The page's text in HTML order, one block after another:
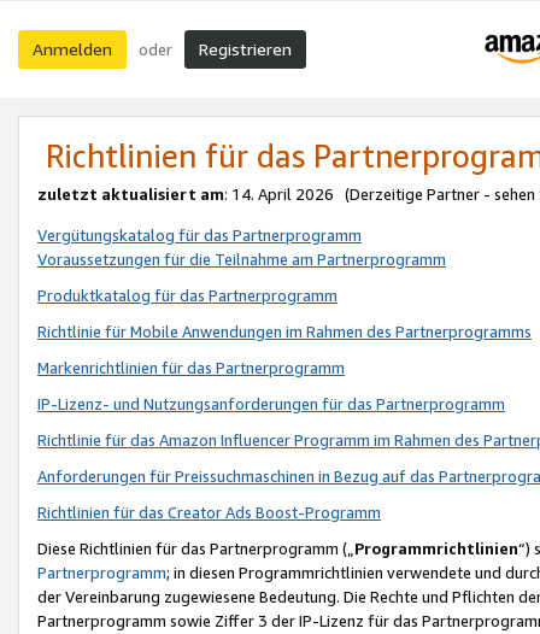
Anmelden oder Registrieren
Richtlinien für das
zuletzt aktualisiert am: 14. April 2026 (Derzeitige Partner - sehen
Vergütungskatalog für das Partnerprogramm
Voraussetzungen für die Teilnahme am Partnerprogramm
Produktkatalog für das Partnerprogramm
Richtlinie für Mobile Anwendungen im Rahmen des Partnerprogramms
Markenrichtlinien für das Partnerprogramm
IP-Lizenz- und Nutzungsanforderungen für das Partnerprogramm
Richtlinie für das Amazon Influencer Programm im Rahmen des
Anforderungen für Preissuchmaschinen in Bezug auf das
Richtlinien für das Creator Ads Boost-Programm
Diese Richtlinien für das Partnerprogramm („Programmrichtlinien“)
Partnerprogramm; in diesen Programmrichtlinien verwendete und
der Vereinbarung zugewiesene Bedeutung. Die Rechte und Pflichten
Partnerprogramm sowie Ziffer 3 der IP-Lizenz für das